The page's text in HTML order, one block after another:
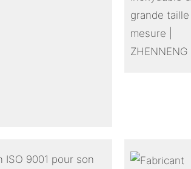
9001 pour son